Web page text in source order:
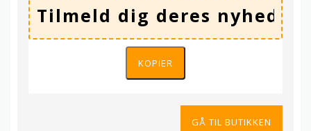
KOPIER
GÅ TIL BUTIKKEN